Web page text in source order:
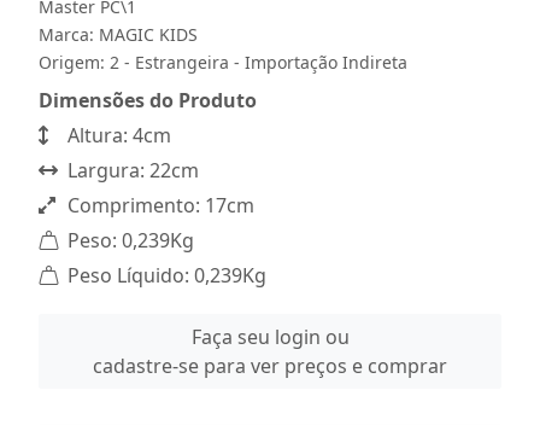
Master PC\1
Marca: MAGIC KIDS
Origem: 2 - Estrangeira - Importação Indireta
Dimensões do Produto
Altura: 4cm
Largura: 22cm
Comprimento: 17cm
Peso: 0,239Kg
Peso Líquido: 0,239Kg
Faça seu login ou
cadastre-se para ver preços e comprar